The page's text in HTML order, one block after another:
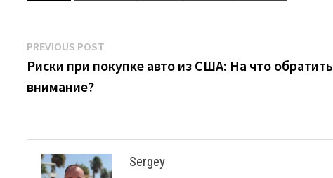
Post
navigation
PREVIOUS POST
post:
Риски при покупке авто из США: На что обратить
внимание?
Sergey